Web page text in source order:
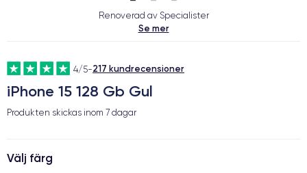
Renoverad av Specialister
Se mer
4/5-217 kundrecensioner
iPhone 15 128 Gb Gul
Produkten skickas inom 7 dagar
Välj färg